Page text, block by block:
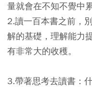
量就會在不知不覺中
2.讀一百本書之前，
解的基礎，理解能力
有非常大的收穫。
3.帶著思考去讀書：